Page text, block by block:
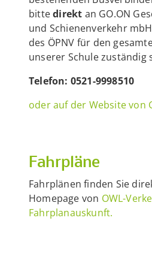
bittedirekt an GO.ON
und Schienenverkehr
des ÖPNV für den
unserer Schule zuständig
Telefon: 0521-9998510
oder auf der Website von
Fahrpläne
Fahrplänen finden Sie
Homepage von OWL-
Fahrplanauskunft.